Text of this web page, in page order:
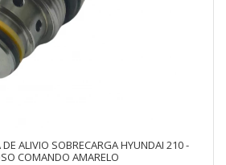
ALIVIO SOBRECARGA HYUNDAI 210 -
COMANDO AMARELO